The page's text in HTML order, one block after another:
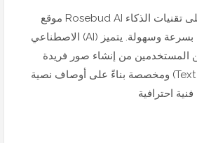
موقع Rosebud AI هو منصة مبتكرة تعتمد على تقنيات الذكاء
الاصطناعي (AI) لإنشاء صور وفنون رقمية بسرعة وسهولة. يتميز
المستخدمين من إنشاء صور فريدة
ومخصصة بناءً على أوصاف نصية (Text Descriptions) أو تحويل